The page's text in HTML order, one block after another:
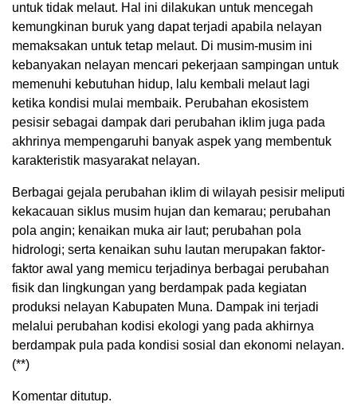
untuk tidak melaut. Hal ini dilakukan untuk mencegah
kemungkinan buruk yang dapat terjadi apabila nelayan
memaksakan untuk tetap melaut. Di musim-musim ini
kebanyakan nelayan mencari pekerjaan sampingan untuk
memenuhi kebutuhan hidup, lalu kembali melaut lagi
ketika kondisi mulai membaik. Perubahan ekosistem
pesisir sebagai dampak dari perubahan iklim juga pada
akhrinya mempengaruhi banyak aspek yang membentuk
karakteristik masyarakat nelayan.
Berbagai gejala perubahan iklim di wilayah pesisir meliputi
kekacauan siklus musim hujan dan kemarau; perubahan
pola angin; kenaikan muka air laut; perubahan pola
hidrologi; serta kenaikan suhu lautan merupakan faktor-
faktor awal yang memicu terjadinya berbagai perubahan
fisik dan lingkungan yang berdampak pada kegiatan
produksi nelayan Kabupaten Muna. Dampak ini terjadi
melalui perubahan kodisi ekologi yang pada akhirnya
berdampak pula pada kondisi sosial dan ekonomi nelayan.
(**)
Komentar ditutup.